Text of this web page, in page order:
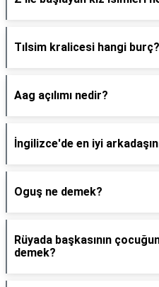
Tılsim kralicesi hangi burç?
Aag açılımı nedir?
İngilizce'de en iyi
Oguş ne demek?
Rüyada başkasının
demek?